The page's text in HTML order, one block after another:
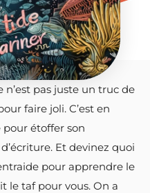
n’est pas juste un truc de
faire joli. C’est en
étoffer son
Et devinez quoi
pour apprendre le
le taf pour vous. On a